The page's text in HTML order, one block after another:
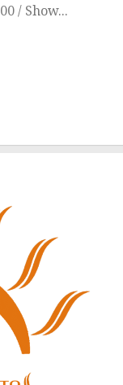
/ Show...